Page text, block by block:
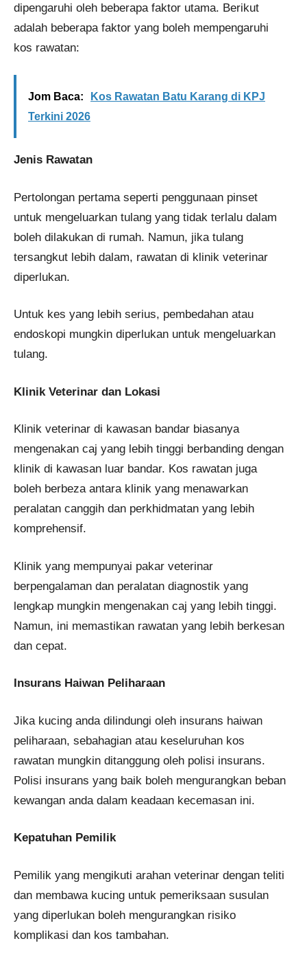
dipengaruhi oleh beberapa faktor utama. Berikut
adalah beberapa faktor yang boleh mempengaruhi
kos rawatan:
Jom Baca:
Kos Rawatan Batu Karang di KPJ
Terkini 2026
Jenis Rawatan
Pertolongan pertama seperti penggunaan pinset
untuk mengeluarkan tulang yang tidak terlalu dalam
boleh dilakukan di rumah. Namun, jika tulang
tersangkut lebih dalam, rawatan di klinik veterinar
diperlukan.
Untuk kes yang lebih serius, pembedahan atau
endoskopi mungkin diperlukan untuk mengeluarkan
tulang.
Klinik Veterinar dan Lokasi
Klinik veterinar di kawasan bandar biasanya
mengenakan caj yang lebih tinggi berbanding dengan
klinik di kawasan luar bandar. Kos rawatan juga
boleh berbeza antara klinik yang menawarkan
peralatan canggih dan perkhidmatan yang lebih
komprehensif​​.
Klinik yang mempunyai pakar veterinar
berpengalaman dan peralatan diagnostik yang
lengkap mungkin mengenakan caj yang lebih tinggi.
Namun, ini memastikan rawatan yang lebih berkesan
dan cepat.
Insurans Haiwan Peliharaan
Jika kucing anda dilindungi oleh insurans haiwan
peliharaan, sebahagian atau keseluruhan kos
rawatan mungkin ditanggung oleh polisi insurans.
Polisi insurans yang baik boleh mengurangkan beban
kewangan anda dalam keadaan kecemasan ini​​.
Kepatuhan Pemilik
Pemilik yang mengikuti arahan veterinar dengan teliti
dan membawa kucing untuk pemeriksaan susulan
yang diperlukan boleh mengurangkan risiko
komplikasi dan kos tambahan.